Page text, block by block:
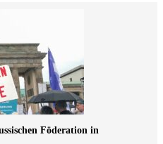
Föderation in